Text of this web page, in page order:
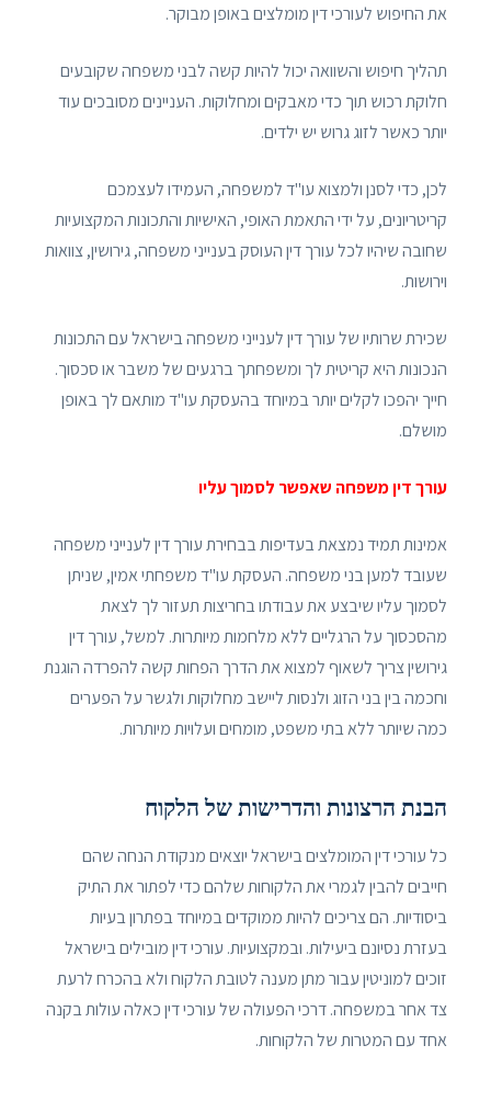
את החיפוש לעורכי דין מומלצים באופן מבוקר.
תהליך חיפוש והשוואה יכול להיות קשה לבני משפחה שקובעים
חלוקת רכוש תוך כדי מאבקים ומחלוקות. העניינים מסובכים עוד
יותר כאשר לזוג גרוש יש ילדים.
לכן, כדי לסנן ולמצוא עו"ד למשפחה, העמידו לעצמכם
קריטריונים, על ידי התאמת האופי, האישיות והתכונות המקצועיות
שחובה שיהיו לכל עורך דין העוסק בענייני משפחה, גירושין, צוואות
וירושות.
שכירת שרותיו של עורך דין לענייני משפחה בישראל עם התכונות
הנכונות היא קריטית לך ומשפחתך ברגעים של משבר או סכסוך.
חייך יהפכו לקלים יותר במיוחד בהעסקת עו"ד מותאם לך באופן
מושלם.
עורך דין משפחה שאפשר לסמוך עליו
אמינות תמיד נמצאת בעדיפות בבחירת עורך דין לענייני משפחה
שעובד למען בני משפחה. העסקת עו"ד משפחתי אמין, שניתן
לסמוך עליו שיבצע את עבודתו בחריצות תעזור לך לצאת
מהסכסוך על הרגליים ללא מלחמות מיותרות. למשל, עורך דין
גירושין צריך לשאוף למצוא את הדרך הפחות קשה להפרדה הוגנת
וחכמה בין בני הזוג ולנסות ליישב מחלוקות ולגשר על הפערים
כמה שיותר ללא בתי משפט, מומחים ועלויות מיותרות.
הבנת הרצונות והדרישות של הלקוח
כל עורכי דין המומלצים בישראל יוצאים מנקודת הנחה שהם
חייבים להבין לגמרי את הלקוחות שלהם כדי לפתור את התיק
ביסודיות. הם צריכים להיות ממוקדים במיוחד בפתרון בעיות
בעזרת נסיונם ביעילות. ובמקצועיות. עורכי דין מובילים בישראל
זוכים למוניטין עבור מתן מענה לטובת הלקוח ולא בהכרח לרעת
צד אחר במשפחה. דרכי הפעולה של עורכי דין כאלה עולות בקנה
אחד עם המטרות של הלקוחות.